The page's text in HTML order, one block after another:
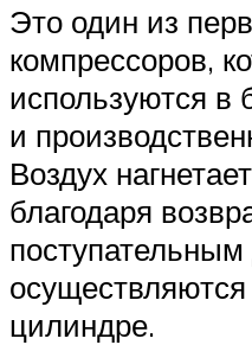
Это один из
компрессоров,
используются в
и
Воздух
благодаря
цилиндре.